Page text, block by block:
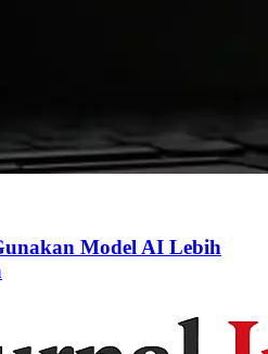
Model AI Lebih